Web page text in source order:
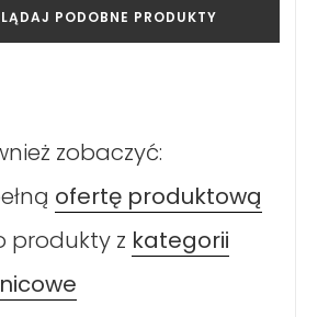
PODOBNE PRODUKTY
zobaczyć:
ofertę produktową
produkty z kategorii